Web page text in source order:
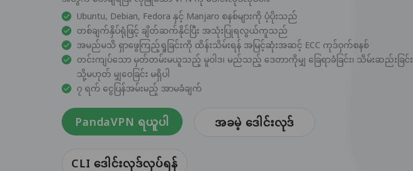
Ubuntu, Debian, Fedora နှင့် Manjaro စနစ်များကို ပံ့ပိုးသည်
တစ်ချက်နှိပ်ရုံဖြင့် ချိတ်ဆက်နိုင်ပြီး အသုံးပြုရလွယ်ကူသည်
အမည်မသိ ရှာဖွေကြည့်ရှုခြင်းကို ထိန်းသိမ်းရန် အမြင့်ဆုံးအဆင့် ECC ကုဒ်ဝှက်စနစ်
တင်းကျပ်သော မှတ်တမ်းမယူသည့် မူဝါဒ၊ မည်သည့် ဒေတာကိုမျှ ခြေရာခံခြင်း၊ သိမ်းဆည်းခြင်း
သို့မဟုတ် မျှဝေခြင်း မရှိပါ
၇ ရက် ငွေပြန်အမ်းမည့် အာမခံချက်
PandaVPN ရယူပါ အခမဲ့ ဒေါင်းလုဒ်
CLI ဒေါင်းလုဒ်လုပ်ရန်